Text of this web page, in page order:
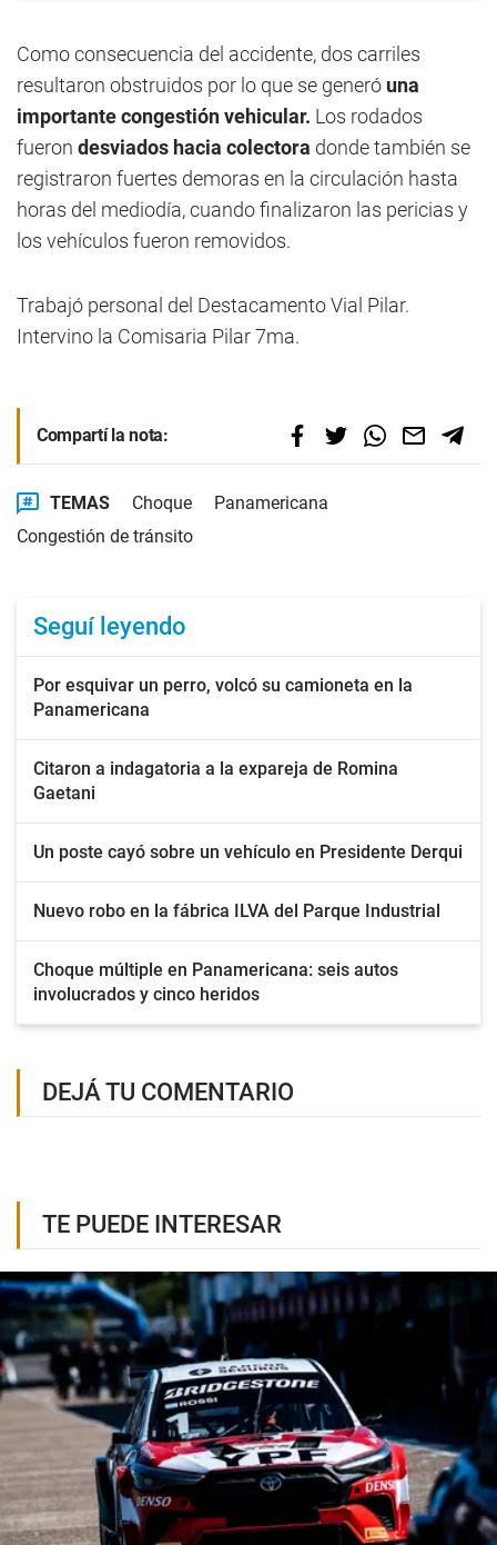
Como consecuencia del accidente, dos carriles
resultaron obstruidos por lo que se generó una
importante congestión vehicular. Los rodados
fueron desviados hacia colectora donde también se
registraron fuertes demoras en la circulación hasta
horas del mediodía, cuando finalizaron las pericias y
los vehículos fueron removidos.
Trabajó personal del Destacamento Vial Pilar.
Intervino la Comisaria Pilar 7ma.
Compartí la nota:
TEMAS Choque
Panamericana
Congestión de tránsito
Seguí leyendo
Por esquivar un perro, volcó su camioneta en la
Panamericana
Citaron a indagatoria a la expareja de Romina
Gaetani
Un poste cayó sobre un vehículo en Presidente Derqui
Nuevo robo en la fábrica ILVA del Parque Industrial
Choque múltiple en Panamericana: seis autos
involucrados y cinco heridos
DEJÁ TU COMENTARIO
TE PUEDE INTERESAR